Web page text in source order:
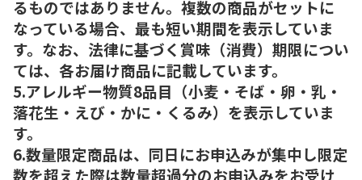
るものではありません。複数の商品がセットに
なっている場合、最も短い期間を表示していま
す。なお、法律に基づく賞味（消費）期限につい
ては、各お届け商品に記載しています。
5.アレルギー物質8品目（小麦・そば・卵・乳・
落花生・えび・かに・くるみ）を表示していま
す。
6.数量限定商品は、同日にお申込みが集中し限定
数を超えた際は数量超過分のお申込みをお受け